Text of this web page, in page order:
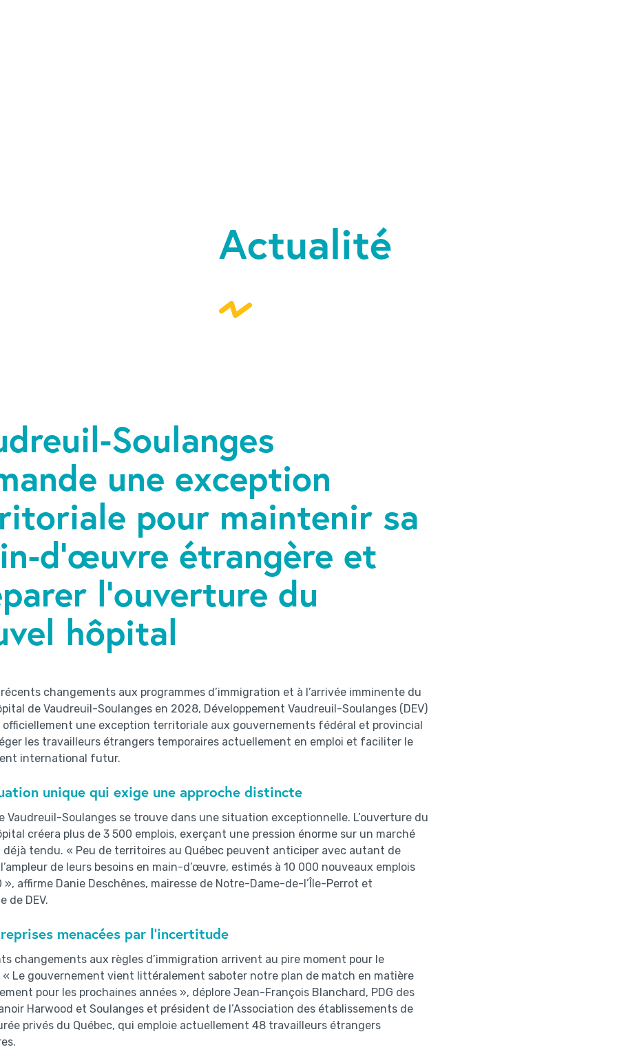
Actualité
Soulanges
une exception
pour maintenir sa
d’œuvre étrangère et
l’ouverture du
hôpital
changements aux programmes d’immigration et à l’arrivée imminente du
de Vaudreuil-Soulanges en 2028, Développement Vaudreuil-Soulanges (DEV)
officiellement une exception territoriale aux gouvernements fédéral et provincial
les travailleurs étrangers temporaires actuellement en emploi et faciliter le
international futur.
unique qui exige une approche distincte
Vaudreuil-Soulanges se trouve dans une situation exceptionnelle. L’ouverture du
créera plus de 3 500 emplois, exerçant une pression énorme sur un marché
tendu. « Peu de territoires au Québec peuvent anticiper avec autant de
de leurs besoins en main-d’œuvre, estimés à 10 000 nouveaux emplois
», affirme Danie Deschênes, mairesse de Notre-Dame-de-l’Île-Perrot et
de DEV.
menacées par l’incertitude
changements aux règles d’immigration arrivent au pire moment pour le
Le gouvernement vient littéralement saboter notre plan de match en matière
pour les prochaines années », déplore Jean-François Blanchard, PDG des
Harwood et Soulanges et président de l’Association des établissements de
privés du Québec, qui emploie actuellement 48 travailleurs étrangers